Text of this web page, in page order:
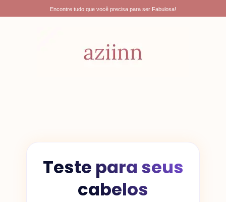
para
Encontre tudo que você precisa para ser Fabulosa!
Teste para seus
cabelos